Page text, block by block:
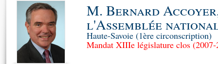
M. Bernard
l'Assemblée
Haute-Savoie (1ère circonscription)
Mandat XIIIe législature clos (2007-